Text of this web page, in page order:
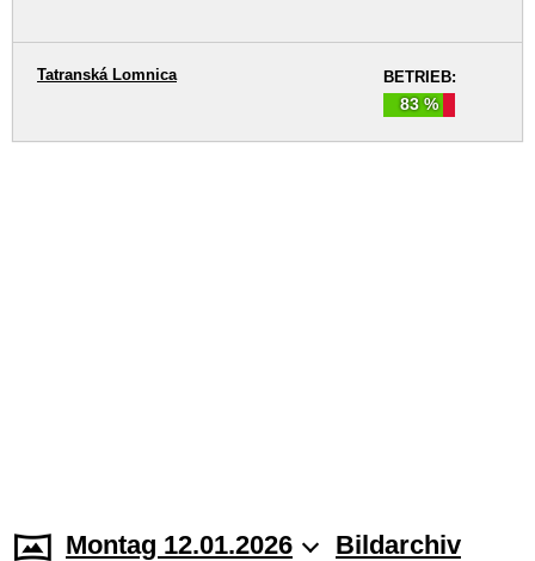
BETRIEB:
83 %
Tatranská Lomnica
Montag 12.01.2026 Bildarchiv